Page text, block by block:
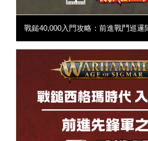
戰鎚40,000入門攻略：前進戰鬥巡邏